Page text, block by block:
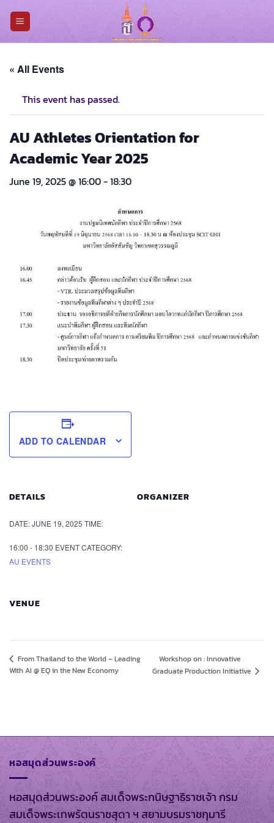
« All Events
This event has passed.
AU Athletes Orientation for
Academic Year 2025
June 19, 2025 @ 16:00-18:30
ADD TO CALENDAR
DETAILS
DATE:JUNE 19, 2025 TIME:
16:00 - 18:30 EVENT CATEGORY:
AU EVENTS
ORGANIZER
VENUE
From Thailand to the World – Leading
With AI @ EQ in the New Economy
Workshop on : Innovative
Graduate Production Initiative
หอสมุดส่วนพระองค์
หอสมุดส่วนพระองค์ สมเด็จพระกนิษฐาธิราชเจ้า กรม
สมเด็จพระเทพรัตนราชสุดา ฯ สยามบรมราชกุมารี